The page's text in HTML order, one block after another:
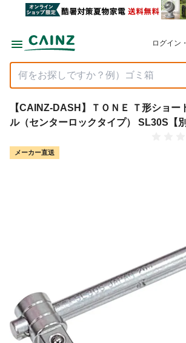
ログイン
【CAINZ-DASH】ＴＯＮＥ Ｔ形ショー
ル（センターロックタイプ） SL30S【別
メーカー直送